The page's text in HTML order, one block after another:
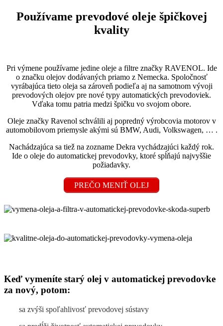
Používame prevodové oleje špičkovej
kvality
Pri výmene používame jedine oleje a filtre značky RAVENOL. Ide
o značku olejov dodávaných priamo z Nemecka. Spoločnosť
vyrábajúca tieto oleja sa zároveň podieľa aj na samotnom vývoji
prevodových olejov pre nové typy automatických prevodoviek.
Vďaka tomu patria medzi špičku vo svojom obore.
Oleje značky Ravenol schválili aj popredný výrobcovia motorov v
automobilovom priemysle akými sú BMW, Audi, Volkswagen, … .
Nachádzajúca sa tiež na zozname Dekra vychádzajúci každý rok.
Ide o oleje do automatickej prevodovky, ktoré spĺňajú najvyššie
požiadavky.
PREČO MENIŤ OLEJ
Keď vymeníte starý olej v automatickej prevodovke
za nový, potom:
sa zvýši spoľahlivosť prevodovej sústavy